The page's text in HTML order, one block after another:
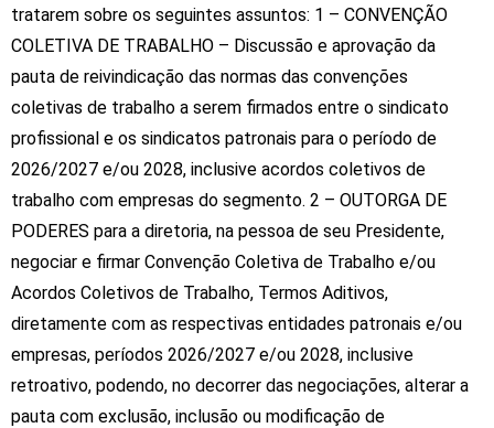
O APP SEC BRUSQUE foi desenvolvido para facilitar
a comunicação com a categoria, de forma rápida,
intuitiva e nas palmas
F
a
c
e
b
o
o
k
T
w
itt
er
S
h
ar
e
Atualização Cadastral Empresas
tratarem sobre os seguintes assuntos: 1 – CONVENÇÃO
COLETIVA DE TRABALHO – Discussão e aprovação da
pauta de reivindicação das normas das convenções
coletivas de trabalho a serem firmados entre o sindicato
profissional e os sindicatos patronais para o período de
2026/2027 e/ou 2028, inclusive acordos coletivos de
trabalho com empresas do segmento. 2 – OUTORGA DE
PODERES para a diretoria, na pessoa de seu Presidente,
negociar e firmar Convenção Coletiva de Trabalho e/ou
Acordos Coletivos de Trabalho, Termos Aditivos,
diretamente com as respectivas entidades patronais e/ou
empresas, períodos 2026/2027 e/ou 2028, inclusive
retroativo, podendo, no decorrer das negociações, alterar a
pauta com exclusão, inclusão ou modificação de